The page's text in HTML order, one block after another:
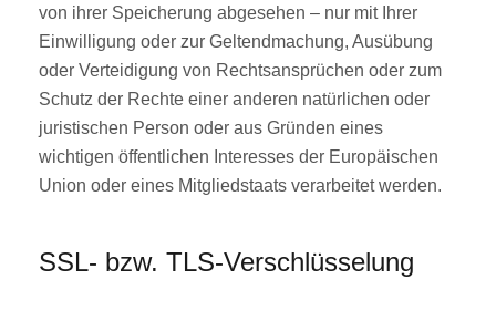
von ihrer Speicherung abgesehen – nur mit Ihrer
Einwilligung oder zur Geltendmachung, Ausübung
oder Verteidigung von Rechtsansprüchen oder zum
Schutz der Rechte einer anderen natürlichen oder
juristischen Person oder aus Gründen eines
wichtigen öffentlichen Interesses der Europäischen
Union oder eines Mitgliedstaats verarbeitet werden.
SSL- bzw. TLS-Verschlüsselung